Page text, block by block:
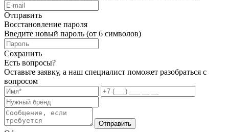
Отправить
Восстановление пароля
Введите новый пароль (от 6 символов)
Сохранить
Есть вопросы?
Оставьте заявку, а наш специалист поможет разобраться с
вопросом
Отправить